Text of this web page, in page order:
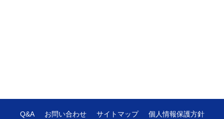
Q&A お問い合わせ サイトマップ
個人情報保護方針